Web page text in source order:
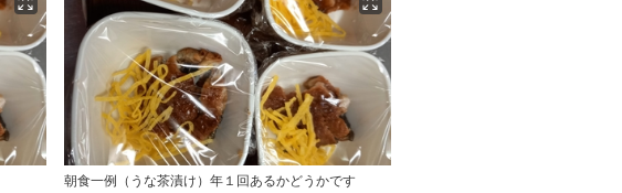
朝食一例（うな茶漬け）年１回あるかどうかです